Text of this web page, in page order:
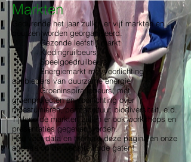
Markten
Gedurende het jaar zullen er vijf markten en
beurzen worden georganiseerd.
1 Gezonde leefstijl markt
2 Kledingruilbeurs
3 Speelgoedruilbeurs
4 Energiemarkt met voorlichting en
aanbieders van duurzame energie
5 Groeninspiratiebeurs, met
groenprojecten en voorlichting over
moestuinieren, permacultuur, biodiversiteit, e.d.
Tijdens de markten zullen er ook workshops en
presentaties gegeven worden.
Hou voor data en thema’s deze pagina en onze
agenda op de website in de gaten!